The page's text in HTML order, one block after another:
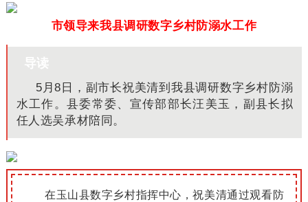
市领导来我县调研数字乡村防溺水工作
导读
5月8日，副市长祝美清到我县调研数字乡村 防溺
水工作。县委常委、宣传部部长汪美玉，副县长拟
任人选吴承材陪同。
在玉山县数字乡村指挥中心，祝美清通过观看防